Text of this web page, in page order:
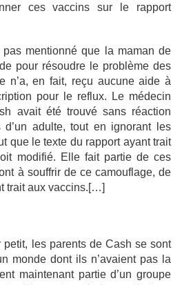
ces vaccins sur le rapport
pas mentionné que la maman de
pour résoudre le problème des
n’a, en fait, reçu aucune aide à
pour le reflux. Le médecin
avait été trouvé sans réaction
adulte, tout en ignorant les
que le texte du rapport ayant trait
modifié. Elle fait partie de ces
à souffrir de ce camouflage, de
trait aux vaccins.[…]
les parents de Cash se sont
monde dont ils n’avaient pas la
maintenant partie d’un groupe